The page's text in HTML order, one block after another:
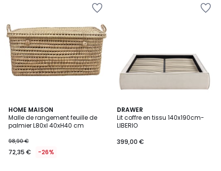
HOME MAISON
Malle de rangement feuille de
palmier L80xl 40xH40 cm
98,90 €
72,35 € -26%
3,3
/ 5
DRAWER
Lit coffre en tissu 140x190cm-
LIBERIO
399,00 €